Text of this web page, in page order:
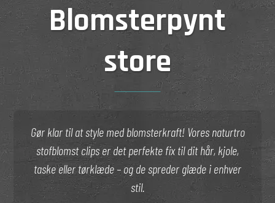
Blomsterpynt
store
Gør klar til at style med blomsterkraft! Vores naturtro
stofblomst clips er det perfekte fix til dit hår, kjole,
taske eller tørklæde – og de spreder glæde i enhver
stil.